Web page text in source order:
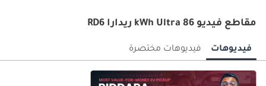
مقاطع فيديو 86 kWh Ultra ريدارا RD6
فيديوهات فيديوهات مختصرة